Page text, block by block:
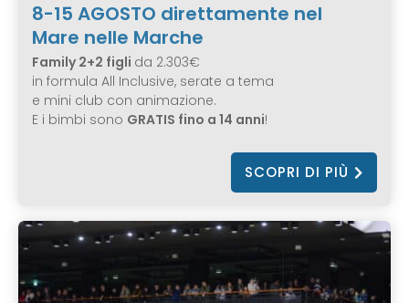
8-15 AGOSTO direttamente nel
Mare nelle Marche
Family 2+2 figli da 2.303€
in formula All Inclusive, serate a tema
e mini club con animazione.
E i bimbi sono GRATIS fino a 14 anni!
SCOPRI DI PIÙ